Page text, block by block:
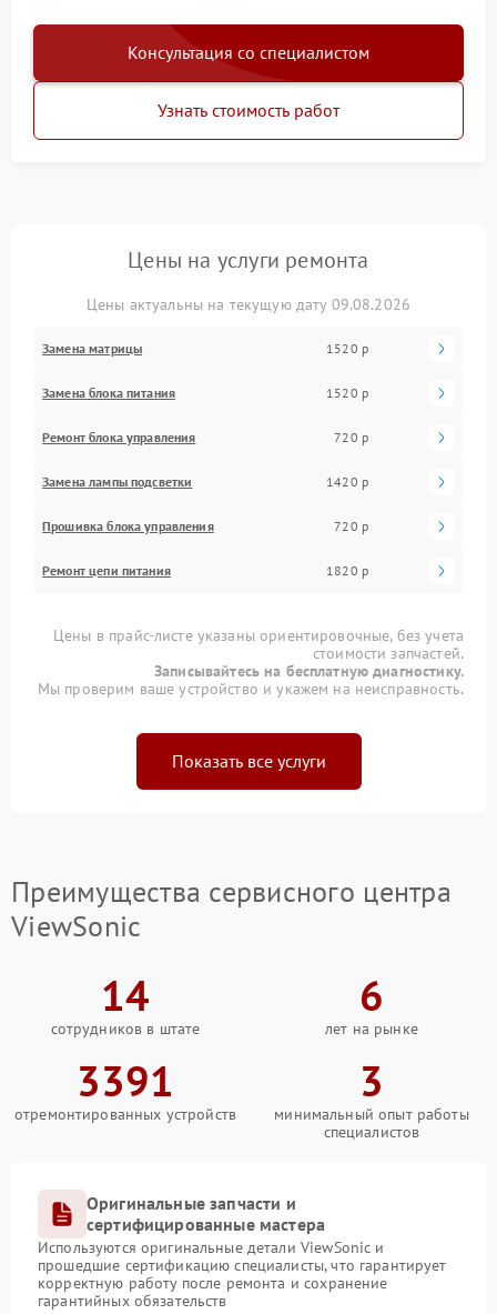
Консультация со специалистом
Узнать стоимость работ
Цены на услуги ремонта
Цены актуальны на текущую дату 09.08.2026
Замена матрицы 1520 р
Замена блока питания 1520 р
Ремонт блока управления 720 р
Замена лампы подсветки 1420 р
Прошивка блока управления 720 р
Ремонт цепи питания 1820 р
Цены в прайс-листе указаны ориентировочные, без учета
стоимости запчастей.
Записывайтесь на бесплатную диагностику.
Мы проверим ваше устройство и укажем на неисправность.
Показать все услуги
Преимущества сервисного центра
ViewSonic
14
сотрудников в штате
6
лет на рынке
3391
отремонтированных устройств
3
минимальный опыт работы
специалистов
Оригинальные запчасти и
сертифицированные мастера
Используются оригинальные детали ViewSonic и
прошедшие сертификацию специалисты, что гарантирует
корректную работу после ремонта и сохранение
гарантийных обязательств